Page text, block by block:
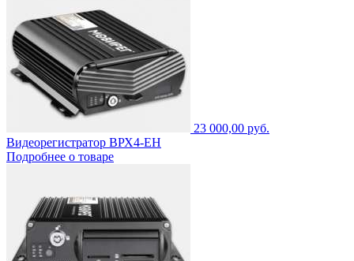
23 000,00 руб.
Видеорегистратор ВРХ4-ЕН
Подробнее о товаре